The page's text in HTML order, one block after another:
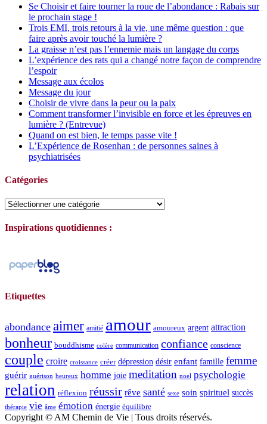
Se Choisir et faire tourner la roue de l’abondance : Rabais sur
le prochain stage !
Trois EMI, trois retours à la vie, une même question : que
faire après avoir touché la lumière ?
La graisse n’est pas l’ennemie mais un langage du corps
L’expérience des rats qui a changé notre façon de comprendre
l’espoir
Message aux écolos
Message du jour
Choisir de vivre dans la peur ou la paix
Comment transformer l’invisible en force et les épreuves en
lumière ? (Entrevue)
Quand on est bien, le temps passe vite !
L’Expérience de Rosenhan : de personnes saines à
psychiatrisées
Catégories
Catégories
Inspirations quotidiennes :
Etiquettes
abondance aimer amitié amour amoureux argent attraction
bonheur bouddhisme colère communication confiance conscience
couple croire croissance créer dépression désir enfant famille femme
guérir guérison heureux homme joie meditation noel psychologie
relation réflexion réussir rêve santé sexe soin spirituel succès
thérapie vie âme émotion énergie équilibre
Copyright © AM Chemin de Vie | Tous droits réservés.